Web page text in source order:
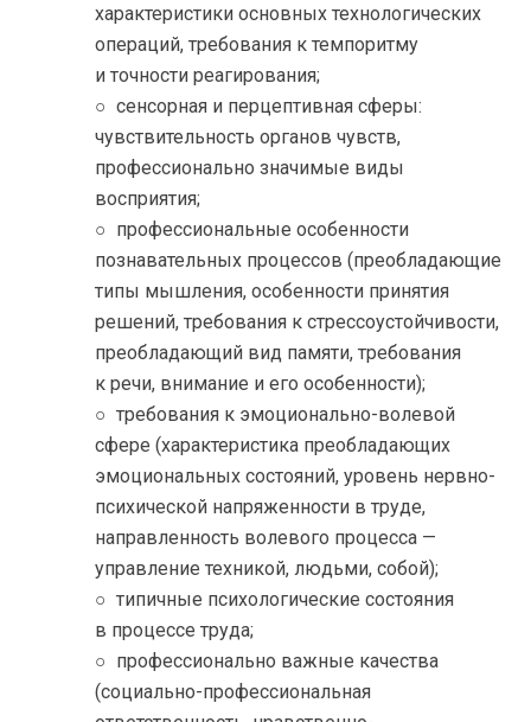
характеристики основных технологических
операций, требования к темпоритму
и точности реагирования;
○ сенсорная и перцептивная сферы:
чувствительность органов чувств,
профессионально значимые виды
восприятия;
○ профессиональные особенности
познавательных процессов (преобладающие
типы мышления, особенности принятия
решений, требования к стрессоустойчивости,
преобладающий вид памяти, требования
к речи, внимание и его особенности);
○ требования к эмоционально-волевой
сфере (характеристика преобладающих
эмоциональных состояний, уровень нервно-
психической напряженности в труде,
направленность волевого процесса —
управление техникой, людьми, собой);
○ типичные психологические состояния
в процессе труда;
○ профессионально важные качества
(социально-профессиональная